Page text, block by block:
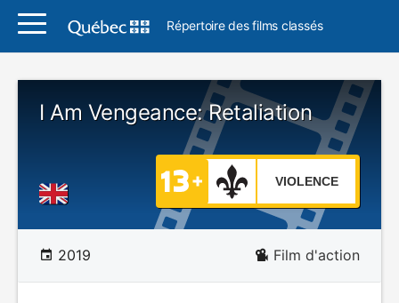
Répertoire des films classés
I Am Vengeance: Retaliation
VIOLENCE
2019 Film d'action